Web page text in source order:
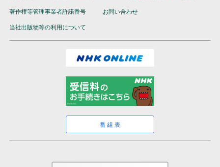
著作権等管理事業者許諾番号 お問い合わせ
当社出版物等の利用について
番組表